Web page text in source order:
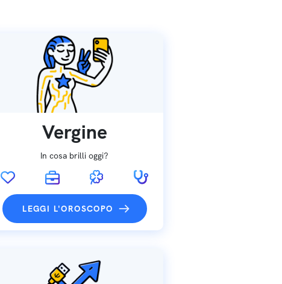
Vergine
In cosa brilli oggi?
LEGGI L'OROSCOPO